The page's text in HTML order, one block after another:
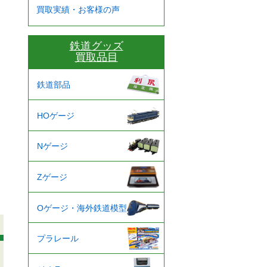
買取実績・お客様の声
鉄道グッズ
買取品目
鉄道部品
HOゲージ
Nゲージ
Zゲージ
Oゲージ・海外鉄道模型
プラレール